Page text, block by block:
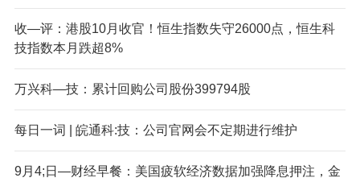
收—评：港股10月收官！恒生指数失守26000点，恒生科
技指数本月跌超8%
万兴科—技：累计回购公司股份399794股
每日一词 | 皖通科:技：公司官网会不定期进行维护
9月4;日—财经早餐：美国疲软经济数据加强降息押注，金